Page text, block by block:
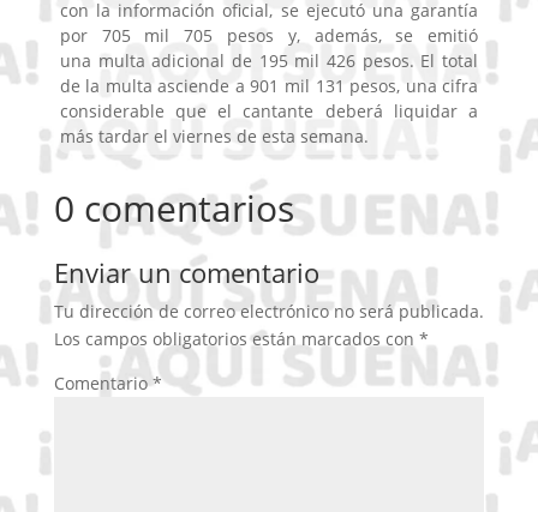
con la información oficial, se ejecutó una garantía
por 705 mil 705 pesos y, además, se emitió
una multa adicional de 195 mil 426 pesos. El total
de la multa asciende a 901 mil 131 pesos, una cifra
considerable que el cantante deberá liquidar a
más tardar el viernes de esta semana.
0 comentarios
Enviar un comentario
Tu dirección de correo electrónico no será publicada.
Los campos obligatorios están marcados con *
Comentario*